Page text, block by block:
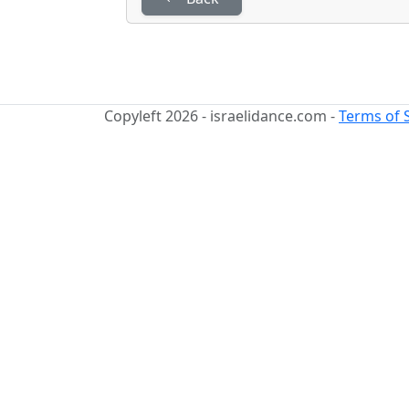
Copyleft 2026 - israelidance.com -Terms of